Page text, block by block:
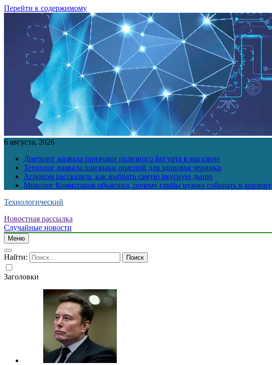
Перейти к содержимому
6 августа, 2026
Диетолог назвала признаки полезного йогурта в магазине
Технолог назвала признаки опасной для здоровья черники
Агроном рассказала, как выбрать самую вкусную дыню
Миколог Комиссаров объяснил, почему грибы нужно собирать в корзину
Технологический
Новостная рассылка
Случайные новости
Меню
Найти:
Заголовки